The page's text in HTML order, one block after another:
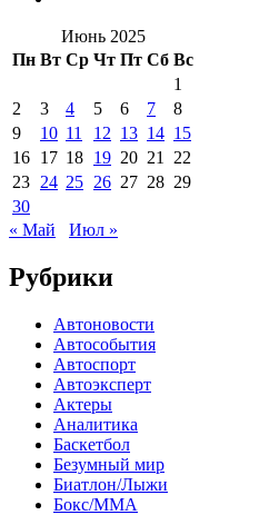
Июнь 2025
Пн Вт Ср Чт Пт Сб Вс
1
2
3 4 5 6 7
8
9
10 11 12 13 14 15
16 17 18 19 20 21
22
23 24 25 26 27 28 29
30
« Май
Июл »
Рубрики
Автоновости
Автособытия
Автоспорт
Автоэксперт
Актеры
Аналитика
Баскетбол
Безумный мир
Биатлон/Лыжи
Бокс/MMA